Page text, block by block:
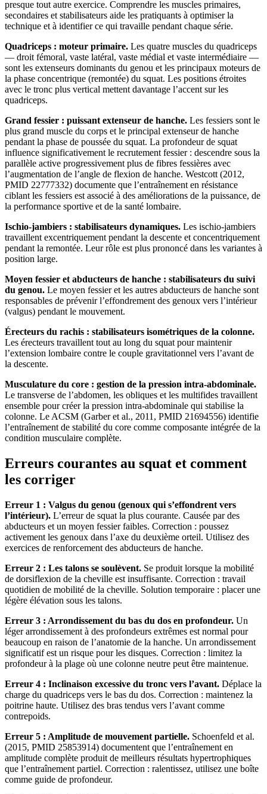
presque tout autre exercice. Comprendre les muscles primaires,
secondaires et stabilisateurs aide les pratiquants à optimiser la
technique et à identifier ce qui travaille pendant chaque série.
Quadriceps : moteur primaire. Les quatre muscles du quadriceps
— droit fémoral, vaste latéral, vaste médial et vaste intermédiaire —
sont les extenseurs dominants du genou et les principaux moteurs de
la phase concentrique (remontée) du squat. Les positions étroites
avec le tronc plus vertical mettent davantage l’accent sur les
quadriceps.
Grand fessier : puissant extenseur de hanche. Les fessiers sont le
plus grand muscle du corps et le principal extenseur de hanche
pendant la phase de poussée du squat. La profondeur de squat
influence significativement le recrutement fessier : descendre sous la
parallèle active progressivement plus de fibres fessières avec
l’augmentation de l’angle de flexion de hanche. Westcott (2012,
PMID 22777332) documente que l’entraînement en résistance
ciblant les fessiers est associé à des améliorations de la puissance, de
la performance sportive et de la santé lombaire.
Ischio-jambiers : stabilisateurs dynamiques. Les ischio-jambiers
travaillent excentriquement pendant la descente et concentriquement
pendant la remontée. Leur rôle est plus prononcé dans les variantes à
position large.
Moyen fessier et abducteurs de hanche : stabilisateurs du suivi
du genou. Le moyen fessier et les autres abducteurs de hanche sont
responsables de prévenir l’effondrement des genoux vers l’intérieur
(valgus) pendant le mouvement.
Érecteurs du rachis : stabilisateurs isométriques de la colonne.
Les érecteurs travaillent tout au long du squat pour maintenir
l’extension lombaire contre le couple gravitationnel vers l’avant de
la descente.
Musculature du core : gestion de la pression intra-abdominale.
Le transverse de l’abdomen, les obliques et les multifides travaillent
ensemble pour créer la pression intra-abdominale qui stabilise la
colonne. Le ACSM (Garber et al., 2011, PMID 21694556) identifie
l’entraînement de stabilité du core comme composante intégrée de la
condition musculaire complète.
Erreurs courantes au squat et comment
les corriger
Erreur 1 : Valgus du genou (genoux qui s’effondrent vers
l’intérieur). L’erreur de squat la plus courante. Causée par des
abducteurs et un moyen fessier faibles. Correction : poussez
activement les genoux dans l’axe du deuxième orteil. Utilisez des
exercices de renforcement des abducteurs de hanche.
Erreur 2 : Les talons se soulèvent. Se produit lorsque la mobilité
de dorsiflexion de la cheville est insuffisante. Correction : travail
quotidien de mobilité de la cheville. Solution temporaire : placer une
légère élévation sous les talons.
Erreur 3 : Arrondissement du bas du dos en profondeur. Un
léger arrondissement à des profondeurs extrêmes est normal pour
beaucoup en raison de l’anatomie de la hanche. Un arrondissement
significatif est un risque pour les disques. Correction : limitez la
profondeur à la plage où une colonne neutre peut être maintenue.
Erreur 4 : Inclinaison excessive du tronc vers l’avant. Déplace la
charge du quadriceps vers le bas du dos. Correction : maintenez la
poitrine haute. Utilisez des bras tendus vers l’avant comme
contrepoids.
Erreur 5 : Amplitude de mouvement partielle. Schoenfeld et al.
(2015, PMID 25853914) documentent que l’entraînement en
amplitude complète produit de meilleurs résultats hypertrophiques
que l’entraînement partiel. Correction : ralentissez, utilisez une boîte
comme guide de profondeur.